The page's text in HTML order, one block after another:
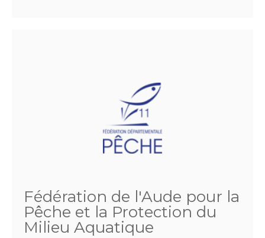
Fédération de l'Aude pour la
Pêche et la Protection du
Milieu Aquatique